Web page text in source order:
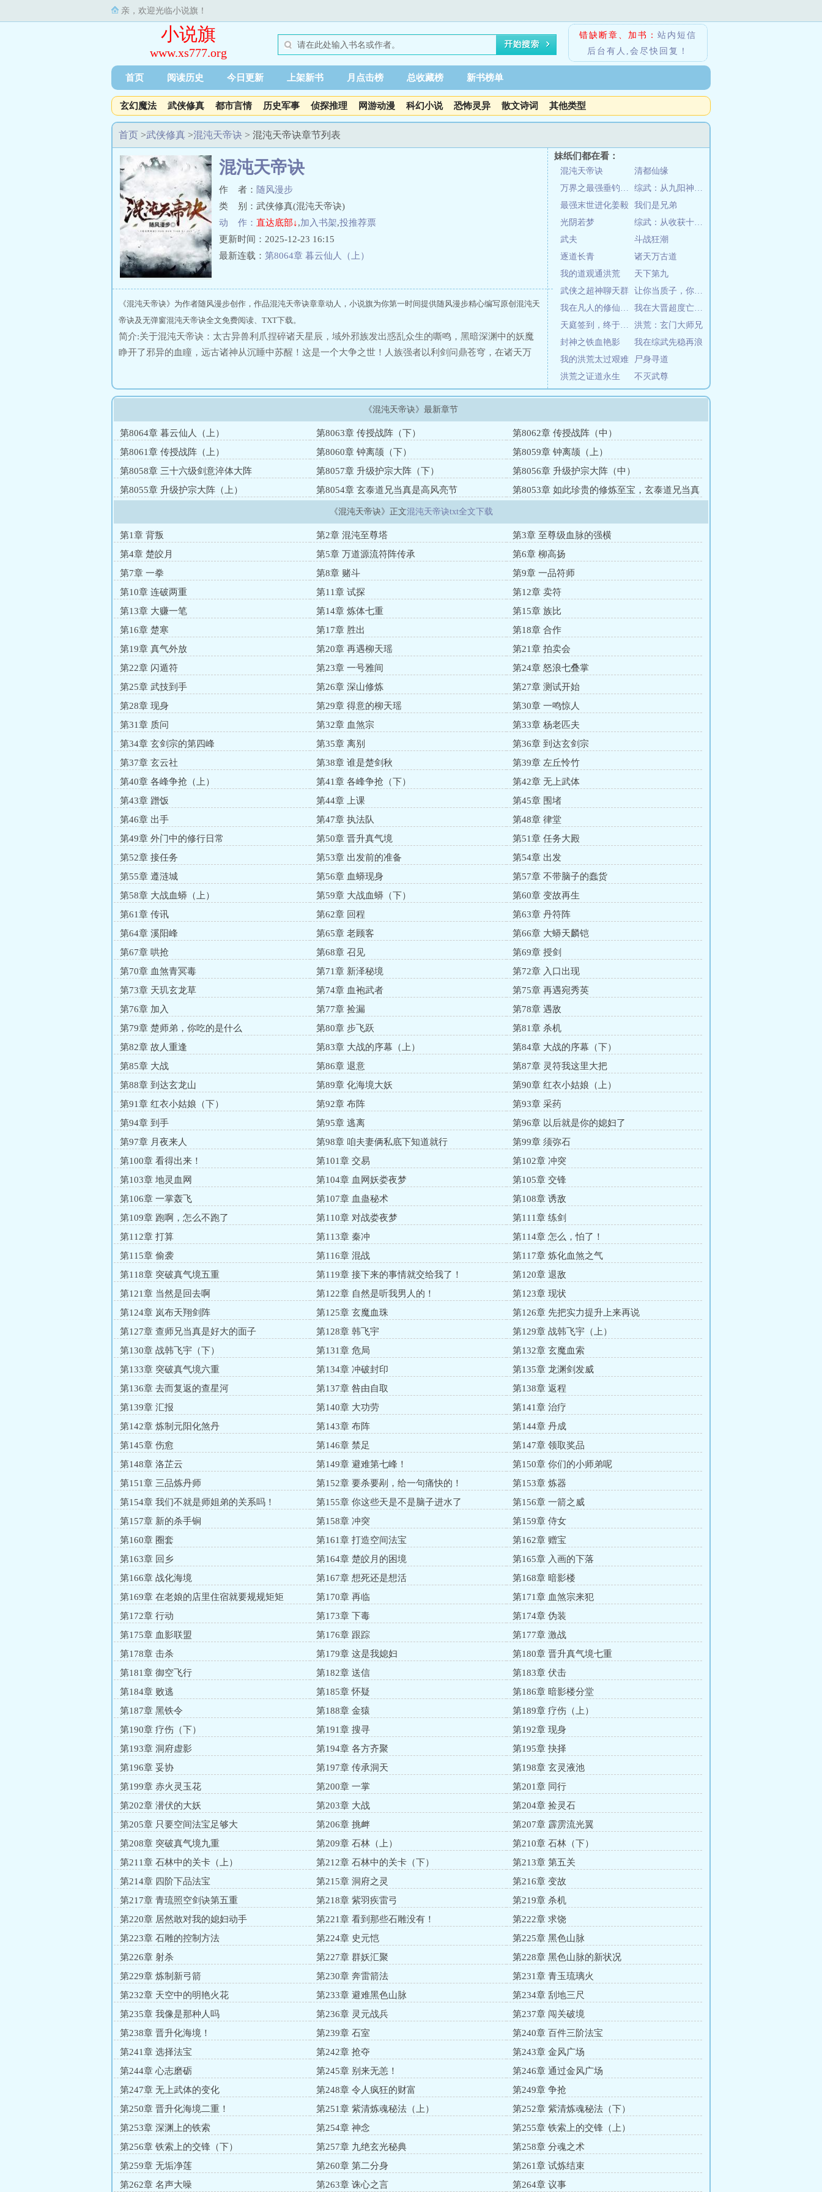
亲，欢迎光临小说旗！
小说旗
www.xs777.org
错缺断章、加书： 站内短信
后台有人,会尽快回复！
首页 阅读历史 今日更新 上架新书 月点击榜 总收藏榜 新书榜单
玄幻魔法 武侠修真 都市言情 历史军事 侦探推理 网游动漫 科幻小说 恐怖灵异 散文诗词 其他类型
首页 >武侠修真 >混沌天帝诀 > 混沌天帝诀章节列表
妹纸们都在看：
混沌天帝诀
清都仙缘
万界之最强垂钓系统
综武：从九阳神功开始
最强末世进化姜毅 我们是兄弟
光阴若梦
综武：从收获十二横练铁布衫开始
武夫
斗战狂潮
逐道长青
诸天万古道
我的道观通洪荒
天下第九
武侠之超神聊天群
让你当质子，你追敌国女帝？
我在凡人的修仙日记
我在大晋超度亡灵一百年
天庭签到，终于等来大闹天宫
洪荒：玄门大师兄
封神之铁血艳影
我在综武先稳再浪
我的洪荒太过艰难
尸身寻道
洪荒之证道永生
不灭武尊
混沌天帝诀
作 者： 随风漫步
类 别：武侠修真(混沌天帝诀)
动 作： 直达底部↓,加入书架,投推荐票
更新时间：2025-12-23 16:15
最新连载： 第8064章 暮云仙人（上）
《混沌天帝诀》为作者随风漫步创作，作品混沌天帝诀章章动人，小说旗为你第一时间提供随风漫步精心编写原创混沌天
帝诀及无弹窗混沌天帝诀全文免费阅读、TXT下载。
简介:关于混沌天帝诀：太古异兽利爪捏碎诸天星辰，域外邪族发出惑乱众生的嘶鸣，黑暗深渊中的妖魔
睁开了邪异的血瞳，远古诸神从沉睡中苏醒！这是一个大争之世！人族强者以利剑问鼎苍穹，在诸天万
《混沌天帝诀》最新章节
第8064章 暮云仙人（上） 第8063章 传授战阵（下）
第8062章 传授战阵（中）
第8061章 传授战阵（上）
第8060章 钟离颉（下）
第8059章 钟离颉（上）
第8058章 三十六级剑意淬体大阵
第8057章 升级护宗大阵（下）
第8056章 升级护宗大阵（中）
第8055章 升级护宗大阵（上）
第8054章 玄泰道兄当真是高风亮节
第8053章 如此珍贵的修炼至宝，玄泰道兄当真
《混沌天帝诀》正文混沌天帝诀txt全文下载
第1章 背叛 第2章 混沌至尊塔
第3章 至尊级血脉的强横
第4章 楚皎月
第5章 万道源流符阵传承
第6章 柳高扬
第7章 一拳
第8章 赌斗
第9章 一品符师
第10章 连破两重
第11章 试探
第12章 卖符
第13章 大赚一笔
第14章 炼体七重
第15章 族比
第16章 楚寒
第17章 胜出
第18章 合作
第19章 真气外放
第20章 再遇柳天瑶
第21章 拍卖会
第22章 闪遁符
第23章 一号雅间
第24章 怒浪七叠掌
第25章 武技到手
第26章 深山修炼
第27章 测试开始
第28章 现身
第29章 得意的柳天瑶
第30章 一鸣惊人
第31章 质问
第32章 血煞宗
第33章 杨老匹夫
第34章 玄剑宗的第四峰
第35章 离别
第36章 到达玄剑宗
第37章 玄云社
第38章 谁是楚剑秋
第39章 左丘怜竹
第40章 各峰争抢（上）
第41章 各峰争抢（下）
第42章 无上武体
第43章 蹭饭
第44章 上课
第45章 围堵
第46章 出手
第47章 执法队
第48章 律堂
第49章 外门中的修行日常
第50章 晋升真气境
第51章 任务大殿
第52章 接任务
第53章 出发前的准备
第54章 出发
第55章 遵涟城
第56章 血蟒现身
第57章 不带脑子的蠢货
第58章 大战血蟒（上）
第59章 大战血蟒（下）
第60章 变故再生
第61章 传讯
第62章 回程
第63章 丹符阵
第64章 溪阳峰
第65章 老顾客
第66章 大蟒天麟铠
第67章 哄抢
第68章 召见
第69章 授剑
第70章 血煞青冥毒
第71章 新泽秘境
第72章 入口出现
第73章 天玑玄龙草
第74章 血袍武者
第75章 再遇宛秀英
第76章 加入
第77章 捡漏
第78章 遇敌
第79章 楚师弟，你吃的是什么
第80章 步飞跃
第81章 杀机
第82章 故人重逢
第83章 大战的序幕（上）
第84章 大战的序幕（下）
第85章 大战
第86章 退意
第87章 灵符我这里大把
第88章 到达玄龙山
第89章 化海境大妖
第90章 红衣小姑娘（上）
第91章 红衣小姑娘（下）
第92章 布阵
第93章 采药
第94章 到手
第95章 逃离
第96章 以后就是你的媳妇了
第97章 月夜来人
第98章 咱夫妻俩私底下知道就行
第99章 须弥石
第100章 看得出来！
第101章 交易
第102章 冲突
第103章 地灵血网
第104章 血网妖娄夜梦
第105章 交锋
第106章 一掌轰飞
第107章 血蛊秘术
第108章 诱敌
第109章 跑啊，怎么不跑了
第110章 对战娄夜梦
第111章 练剑
第112章 打算
第113章 秦冲
第114章 怎么，怕了！
第115章 偷袭
第116章 混战
第117章 炼化血煞之气
第118章 突破真气境五重
第119章 接下来的事情就交给我了！
第120章 退敌
第121章 当然是回去啊
第122章 自然是听我男人的！
第123章 现状
第124章 岚布天翔剑阵
第125章 玄魔血珠
第126章 先把实力提升上来再说
第127章 查师兄当真是好大的面子
第128章 韩飞宇
第129章 战韩飞宇（上）
第130章 战韩飞宇（下）
第131章 危局
第132章 玄魔血索
第133章 突破真气境六重
第134章 冲破封印
第135章 龙渊剑发威
第136章 去而复返的查星河
第137章 咎由自取
第138章 返程
第139章 汇报
第140章 大功劳
第141章 治疗
第142章 炼制元阳化煞丹
第143章 布阵
第144章 丹成
第145章 伤愈
第146章 禁足
第147章 领取奖品
第148章 洛芷云
第149章 避难第七峰！
第150章 你们的小师弟呢
第151章 三品炼丹师
第152章 要杀要剐，给一句痛快的！
第153章 炼器
第154章 我们不就是师姐弟的关系吗！
第155章 你这些天是不是脑子进水了
第156章 一箭之威
第157章 新的杀手锏
第158章 冲突
第159章 侍女
第160章 圈套
第161章 打造空间法宝
第162章 赠宝
第163章 回乡
第164章 楚皎月的困境
第165章 入画的下落
第166章 战化海境
第167章 想死还是想活
第168章 暗影楼
第169章 在老娘的店里住宿就要规规矩矩
第170章 再临
第171章 血煞宗来犯
第172章 行动
第173章 下毒
第174章 伪装
第175章 血影联盟
第176章 跟踪
第177章 激战
第178章 击杀
第179章 这是我媳妇
第180章 晋升真气境七重
第181章 御空飞行
第182章 送信
第183章 伏击
第184章 败逃
第185章 怀疑
第186章 暗影楼分堂
第187章 黑铁令
第188章 金猿
第189章 疗伤（上）
第190章 疗伤（下）
第191章 搜寻
第192章 现身
第193章 洞府虚影
第194章 各方齐聚
第195章 抉择
第196章 妥协
第197章 传承洞天
第198章 玄灵液池
第199章 赤火灵玉花
第200章 一掌
第201章 同行
第202章 潜伏的大妖
第203章 大战
第204章 捡灵石
第205章 只要空间法宝足够大
第206章 挑衅
第207章 霹雳流光翼
第208章 突破真气境九重
第209章 石林（上）
第210章 石林（下）
第211章 石林中的关卡（上）
第212章 石林中的关卡（下）
第213章 第五关
第214章 四阶下品法宝
第215章 洞府之灵
第216章 变故
第217章 青琉照空剑诀第五重
第218章 紫羽疾雷弓
第219章 杀机
第220章 居然敢对我的媳妇动手
第221章 看到那些石雕没有！
第222章 求饶
第223章 石雕的控制方法
第224章 史元恺
第225章 黑色山脉
第226章 射杀
第227章 群妖汇聚
第228章 黑色山脉的新状况
第229章 炼制新弓箭
第230章 奔雷箭法
第231章 青玉琉璃火
第232章 天空中的明艳火花
第233章 避难黑色山脉
第234章 刮地三尺
第235章 我像是那种人吗
第236章 灵元战兵
第237章 闯关破境
第238章 晋升化海境！
第239章 石室
第240章 百件三阶法宝
第241章 选择法宝
第242章 抢夺
第243章 金风广场
第244章 心志磨砺
第245章 别来无恙！
第246章 通过金风广场
第247章 无上武体的变化
第248章 令人疯狂的财富
第249章 争抢
第250章 晋升化海境二重！
第251章 紫清炼魂秘法（上）
第252章 紫清炼魂秘法（下）
第253章 深渊上的铁索
第254章 神念
第255章 铁索上的交锋（上）
第256章 铁索上的交锋（下）
第257章 九绝玄光秘典
第258章 分魂之术
第259章 无垢净莲
第260章 第二分身
第261章 试炼结束
第262章 名声大噪
第263章 诛心之言 第264章 议事